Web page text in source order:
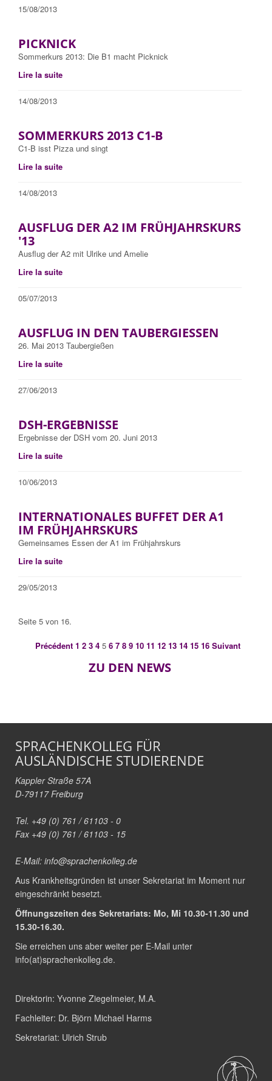
15/08/2013
PICKNICK
Sommerkurs 2013: Die B1 macht Picknick
Lire la suite
14/08/2013
SOMMERKURS 2013 C1-B
C1-B isst Pizza und singt
Lire la suite
14/08/2013
AUSFLUG DER A2 IM FRÜHJAHRSKURS
'13
Ausflug der A2 mit Ulrike und Amelie
Lire la suite
05/07/2013
AUSFLUG IN DEN TAUBERGIESSEN
26. Mai 2013 Taubergießen
Lire la suite
27/06/2013
DSH-ERGEBNISSE
Ergebnisse der DSH vom 20. Juni 2013
Lire la suite
10/06/2013
INTERNATIONALES BUFFET DER A1
IM FRÜHJAHRSKURS
Gemeinsames Essen der A1 im Frühjahrskurs
Lire la suite
29/05/2013
Seite 5 von 16.
Précédent 1 2 3 4 5 6 7 8 9 10 11 12 13 14 15 16 Suivant
ZU DEN NEWS
SPRACHENKOLLEG FÜR
AUSLÄNDISCHE STUDIERENDE
Kappler Straße 57A
D-79117 Freiburg
Tel. +49 (0) 761 / 61103 - 0
Fax +49 (0) 761 / 61103 - 15
E-Mail: info@sprachenkolleg.de
Aus Krankheitsgründen ist unser Sekretariat im Moment nur
eingeschränkt besetzt.
Öffnungszeiten des Sekretariats: Mo, Mi 10.30-11.30 und
15.30-16.30.
Sie erreichen uns aber weiter per E-Mail unter
info(at)sprachenkolleg.de.
Direktorin: Yvonne Ziegelmeier, M.A.
Fachleiter: Dr. Björn Michael Harms
Sekretariat: Ulrich Strub